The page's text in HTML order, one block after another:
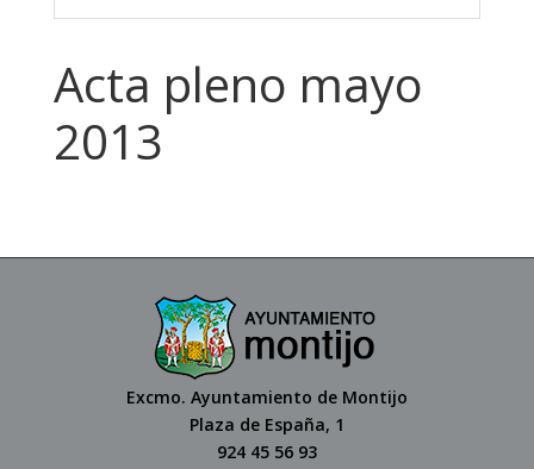
Acta pleno mayo
2013
Excmo. Ayuntamiento de Montijo
Plaza de España, 1
924 45 56 93